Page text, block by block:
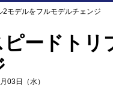
2モデルをフルモデルチェンジ
ピードト
03日（水）